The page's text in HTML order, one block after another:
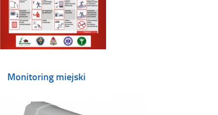
Monitoring miejski